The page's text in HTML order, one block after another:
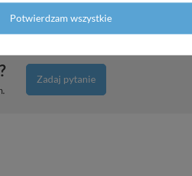
Zadaj pytanie
Potwierdzam wszystkie